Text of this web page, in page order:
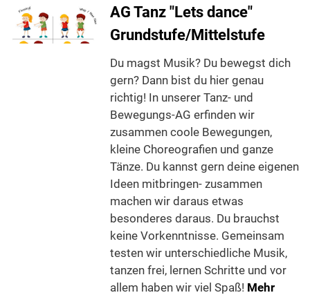
AG Tanz "Lets dance"
Grundstufe/Mittelstufe
Du magst Musik? Du bewegst dich
gern? Dann bist du hier genau
richtig! In unserer Tanz- und
Bewegungs-AG erfinden wir
zusammen coole Bewegungen,
kleine Choreografien und ganze
Tänze. Du kannst gern deine eigenen
Ideen mitbringen- zusammen
machen wir daraus etwas
besonderes daraus. Du brauchst
keine Vorkenntnisse. Gemeinsam
testen wir unterschiedliche Musik,
tanzen frei, lernen Schritte und vor
allem haben wir viel Spaß! Mehr